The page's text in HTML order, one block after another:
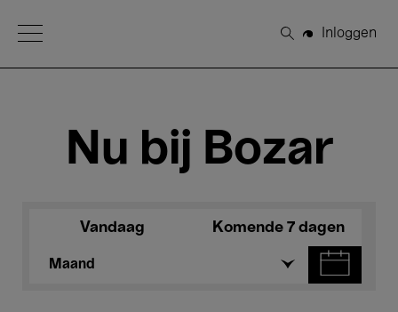
Open Menu
Zoeken
Inloggen
Nu bij Bozar
Vandaag Komende 7 dagen
Maand